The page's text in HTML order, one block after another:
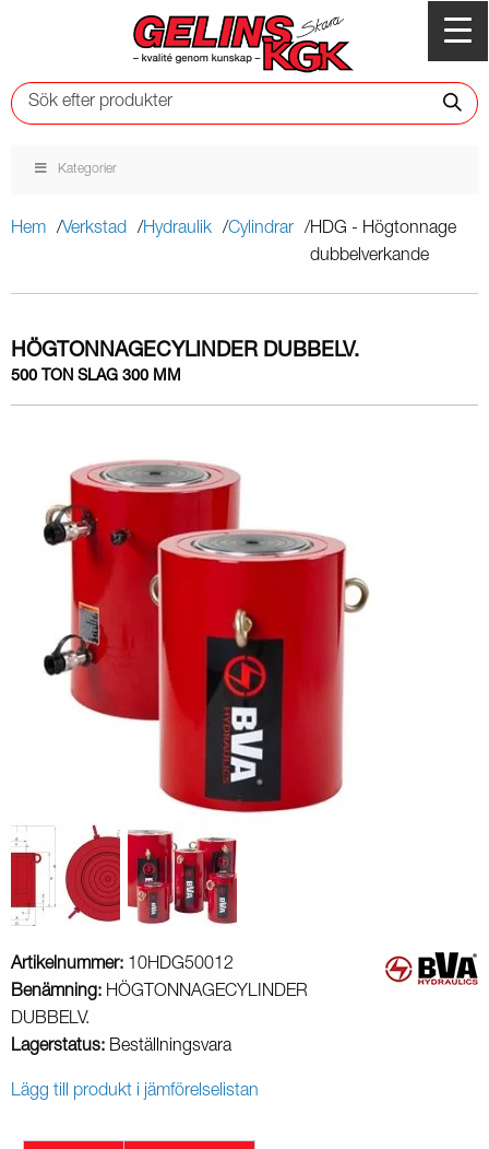
Kategorier
Hem Verkstad Hydraulik Cylindrar
HDG - Högtonnage
dubbelverkande
HÖGTONNAGECYLINDER DUBBELV.
500 TON SLAG 300 MM
Artikelnummer: 10HDG50012
Benämning: HÖGTONNAGECYLINDER
DUBBELV.
Lagerstatus: Beställningsvara
Lägg till produkt i jämförelselistan